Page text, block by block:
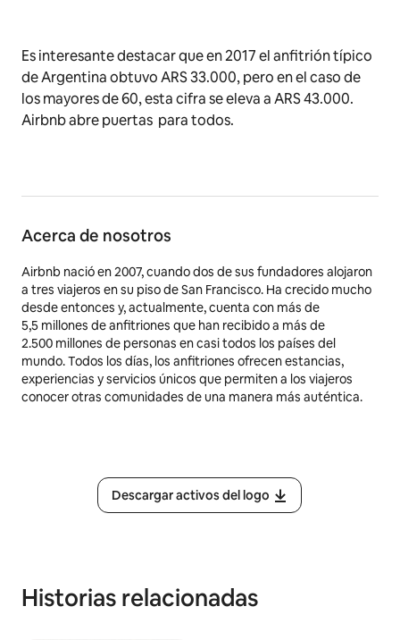
Es interesante destacar que en 2017 el anfitrión típico
de Argentina obtuvo ARS 33.000, pero en el caso de
los mayores de 60, esta cifra se eleva a ARS 43.000.
Airbnb abre puertas para todos.
Acerca de nosotros
Airbnb nació en 2007, cuando dos de sus fundadores alojaron
a tres viajeros en su piso de San Francisco. Ha crecido mucho
desde entonces y, actualmente, cuenta con más de
5,5 millones de anfitriones que han recibido a más de
2.500 millones de personas en casi todos los países del
mundo. Todos los días, los anfitriones ofrecen estancias,
experiencias y servicios únicos que permiten a los viajeros
conocer otras comunidades de una manera más auténtica.
Descargar activos del logo
Historias relacionadas